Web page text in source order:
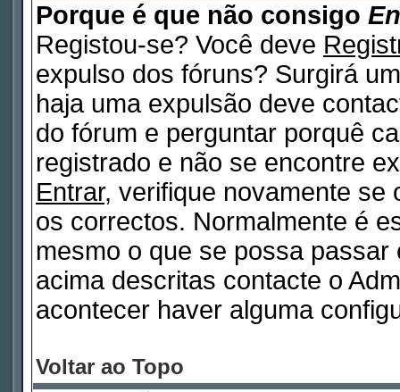
Porque é que não consigo
Registou-se? Você deve
expulso dos fóruns? Surgirá
haja uma expulsão deve
do fórum e perguntar porquê
registrado e não se encontre
Entrar, verifique novamente se
os correctos. Normalmente é
mesmo o que se possa
acima descritas contacte o
acontecer haver alguma
Voltar ao Topo